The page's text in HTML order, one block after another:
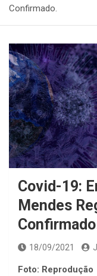
Confirmado.
Covid-19:
Mendes
18/09/2021
Foto: Reprodução